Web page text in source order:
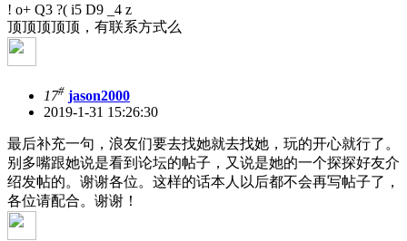
! o+ Q3 ?( i5 D9 _4 z
顶顶顶顶顶，有联系方式么
17# jason2000
2019-1-31 15:26:30
最后补充一句，浪友们要去找她就去找她，玩的开心就行了。
别多嘴跟她说是看到论坛的帖子，又说是她的一个探探好友介
绍发帖的。谢谢各位。这样的话本人以后都不会再写帖子了，
各位请配合。谢谢！